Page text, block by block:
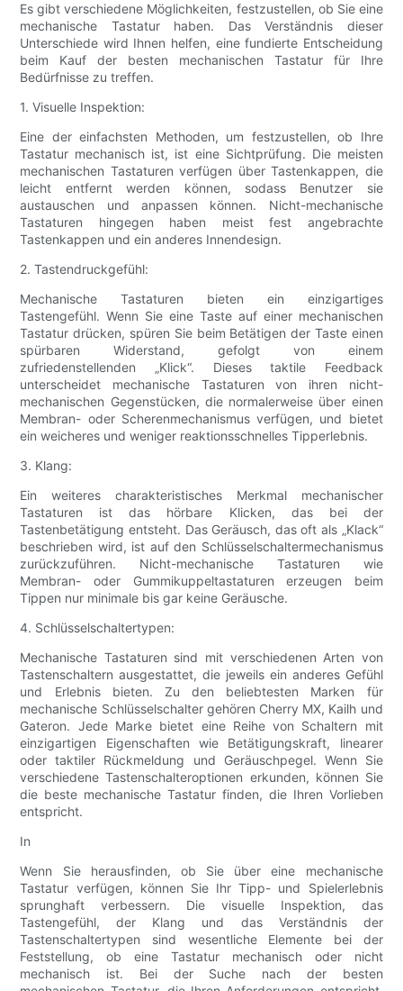
Es gibt verschiedene Möglichkeiten, festzustellen, ob Sie eine
mechanische Tastatur haben. Das Verständnis dieser
Unterschiede wird Ihnen helfen, eine fundierte Entscheidung
beim Kauf der besten mechanischen Tastatur für Ihre
Bedürfnisse zu treffen.
1. Visuelle Inspektion:
Eine der einfachsten Methoden, um festzustellen, ob Ihre
Tastatur mechanisch ist, ist eine Sichtprüfung. Die meisten
mechanischen Tastaturen verfügen über Tastenkappen, die
leicht entfernt werden können, sodass Benutzer sie
austauschen und anpassen können. Nicht-mechanische
Tastaturen hingegen haben meist fest angebrachte
Tastenkappen und ein anderes Innendesign.
2. Tastendruckgefühl:
Mechanische Tastaturen bieten ein einzigartiges
Tastengefühl. Wenn Sie eine Taste auf einer mechanischen
Tastatur drücken, spüren Sie beim Betätigen der Taste einen
spürbaren Widerstand, gefolgt von einem
zufriedenstellenden „Klick“. Dieses taktile Feedback
unterscheidet mechanische Tastaturen von ihren nicht-
mechanischen Gegenstücken, die normalerweise über einen
Membran- oder Scherenmechanismus verfügen, und bietet
ein weicheres und weniger reaktionsschnelles Tipperlebnis.
3. Klang:
Ein weiteres charakteristisches Merkmal mechanischer
Tastaturen ist das hörbare Klicken, das bei der
Tastenbetätigung entsteht. Das Geräusch, das oft als „Klack“
beschrieben wird, ist auf den Schlüsselschaltermechanismus
zurückzuführen. Nicht-mechanische Tastaturen wie
Membran- oder Gummikuppeltastaturen erzeugen beim
Tippen nur minimale bis gar keine Geräusche.
4. Schlüsselschaltertypen:
Mechanische Tastaturen sind mit verschiedenen Arten von
Tastenschaltern ausgestattet, die jeweils ein anderes Gefühl
und Erlebnis bieten. Zu den beliebtesten Marken für
mechanische Schlüsselschalter gehören Cherry MX, Kailh und
Gateron. Jede Marke bietet eine Reihe von Schaltern mit
einzigartigen Eigenschaften wie Betätigungskraft, linearer
oder taktiler Rückmeldung und Geräuschpegel. Wenn Sie
verschiedene Tastenschalteroptionen erkunden, können Sie
die beste mechanische Tastatur finden, die Ihren Vorlieben
entspricht.
In
Wenn Sie herausfinden, ob Sie über eine mechanische
Tastatur verfügen, können Sie Ihr Tipp- und Spielerlebnis
sprunghaft verbessern. Die visuelle Inspektion, das
Tastengefühl, der Klang und das Verständnis der
Tastenschaltertypen sind wesentliche Elemente bei der
Feststellung, ob eine Tastatur mechanisch oder nicht
mechanisch ist. Bei der Suche nach der besten